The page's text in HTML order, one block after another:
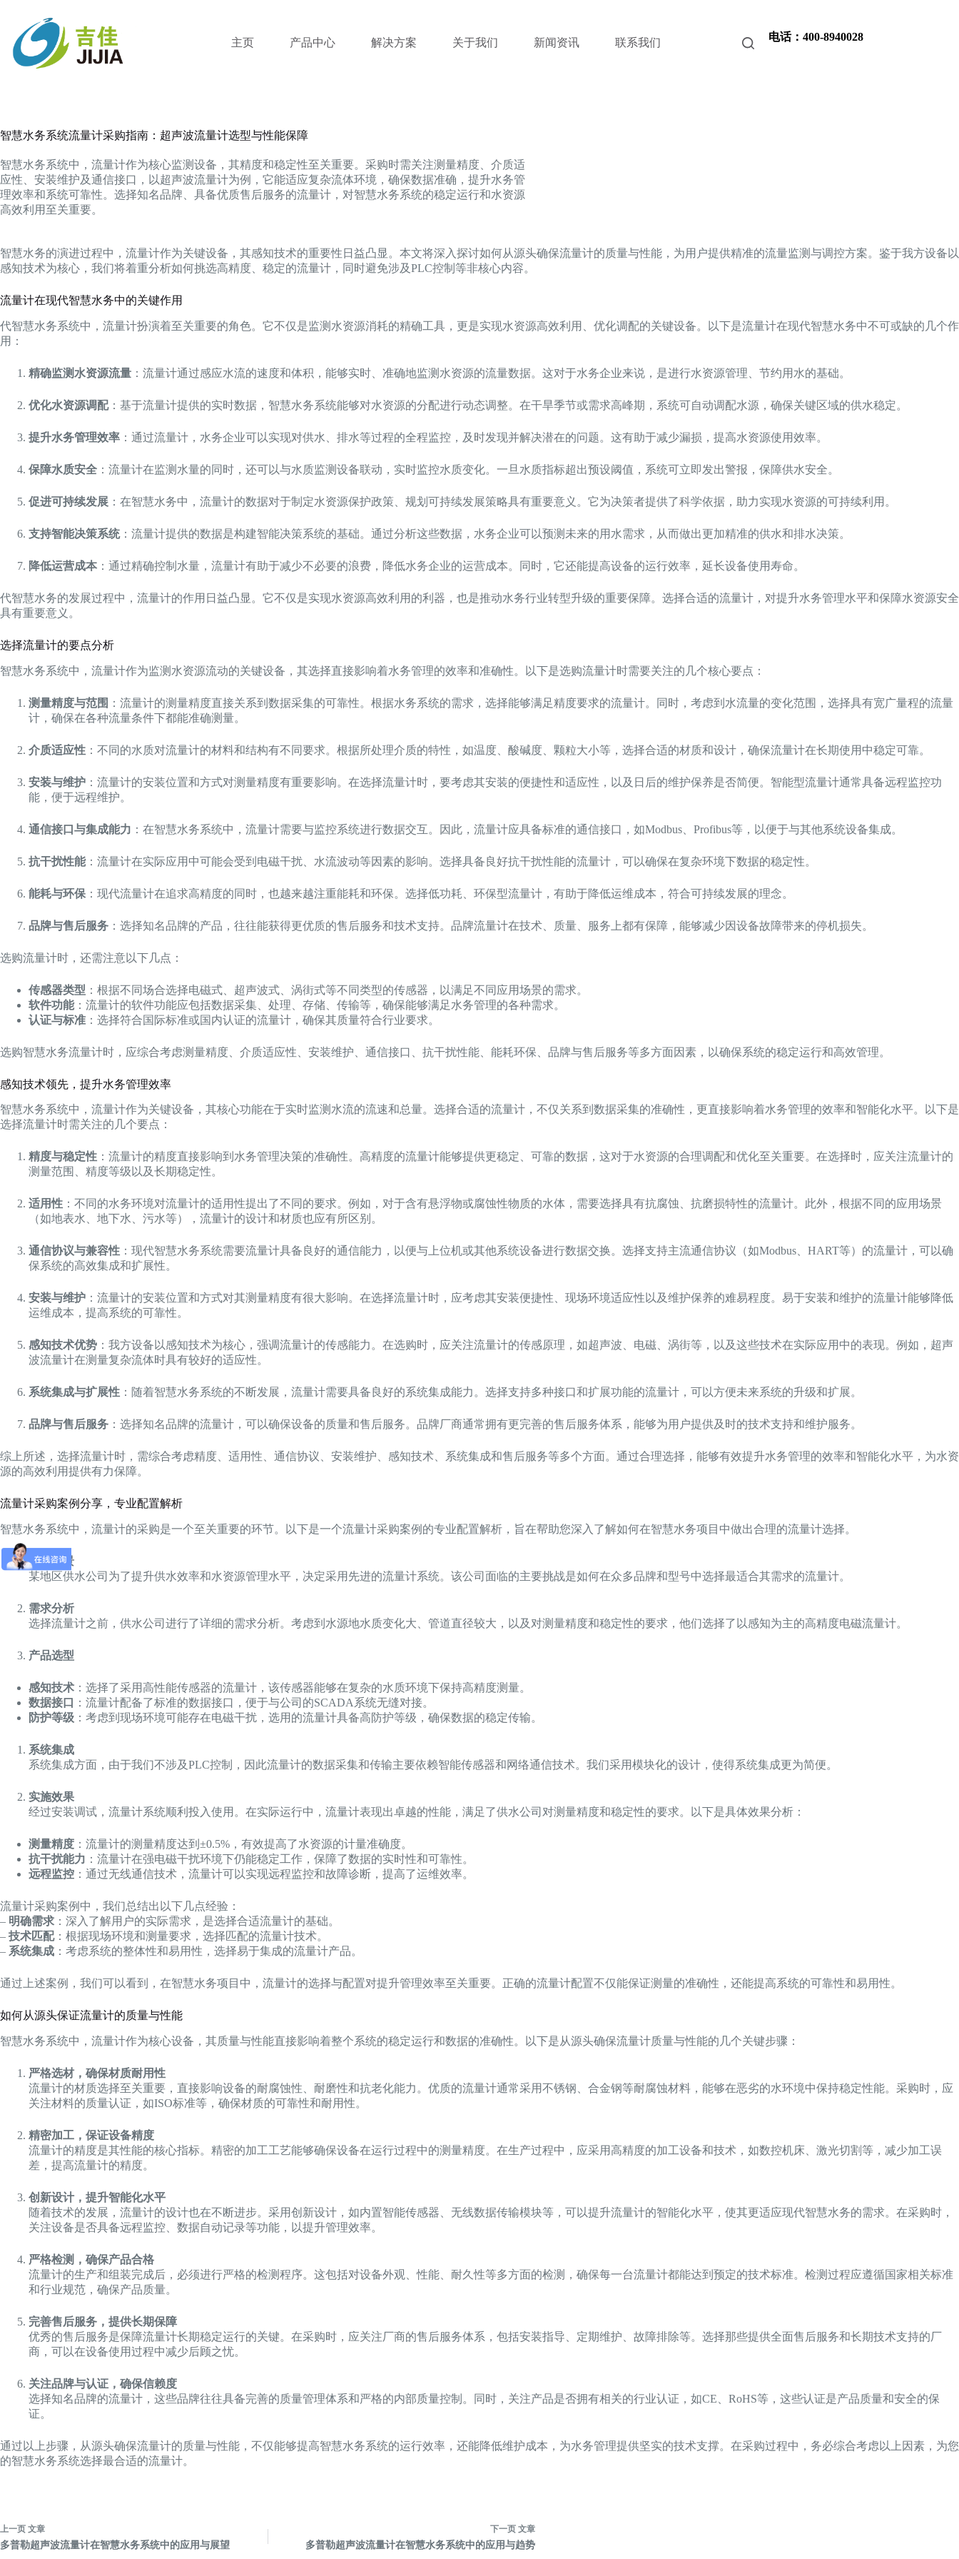
主页 产品中心 解决方案 关于我们 新闻资讯 联系我们 电话：400-8940028
智慧水务系统流量计采购指南：超声波流量计选型与性能保障
智慧水务系统中，流量计作为核心监测设备，其精度和稳定性至关重要。采购时需关注测量精度、介质适
应性、安装维护及通信接口，以超声波流量计为例，它能适应复杂流体环境，确保数据准确，提升水务管
理效率和系统可靠性。选择知名品牌、具备优质售后服务的流量计，对智慧水务系统的稳定运行和水资源
高效利用至关重要。
智慧水务的演进过程中，流量计作为关键设备，其感知技术的重要性日益凸显。本文将深入探讨如何从源头确保流量计的质量与性能，为用户提供精准的流量监测与调控方案。鉴于我方设备以
感知技术为核心，我们将着重分析如何挑选高精度、稳定的流量计，同时避免涉及PLC控制等非核心内容。
流量计在现代智慧水务中的关键作用
代智慧水务系统中，流量计扮演着至关重要的角色。它不仅是监测水资源消耗的精确工具，更是实现水资源高效利用、优化调配的关键设备。以下是流量计在现代智慧水务中不可或缺的几个作
用：
精确监测水资源流量 ：流量计通过感应水流的速度和体积，能够实时、准确地监测水资源的流量数据。这对于水务企业来说，是进行水资源管理、节约用水的基础。
优化水资源调配：基于流量计提供的实时数据，智慧水务系统能够对水资源的分配进行动态调整。在干旱季节或需求高峰期，系统可自动调配水源，确保关键区域的供水稳定。
提升水务管理效率 ：通过流量计，水务企业可以实现对供水、排水等过程的全程监控，及时发现并解决潜在的问题。这有助于减少漏损，提高水资源使用效率。
保障水质安全 ：流量计在监测水量的同时，还可以与水质监测设备联动，实时监控水质变化。一旦水质指标超出预设阈值，系统可立即发出警报，保障供水安全。
促进可持续发展 ：在智慧水务中，流量计的数据对于制定水资源保护政策、规划可持续发展策略具有重要意义。它为决策者提供了科学依据，助力实现水资源的可持续利用。
支持智能决策系统：流量计提供的数据是构建智能决策系统的基础。通过分析这些数据，水务企业可以预测未来的用水需求，从而做出更加精准的供水和排水决策。
降低运营成本 ：通过精确控制水量，流量计有助于减少不必要的浪费，降低水务企业的运营成本。同时，它还能提高设备的运行效率，延长设备使用寿命。
代智慧水务的发展过程中，流量计的作用日益凸显。它不仅是实现水资源高效利用的利器，也是推动水务行业转型升级的重要保障。选择合适的流量计，对提升水务管理水平和保障水资源安全
具有重要意义。
选择流量计的要点分析
智慧水务系统中，流量计作为监测水资源流动的关键设备，其选择直接影响着水务管理的效率和准确性。以下是选购流量计时需要关注的几个核心要点：
测量精度与范围 ：流量计的测量精度直接关系到数据采集的可靠性。根据水务系统的需求，选择能够满足精度要求的流量计。同时，考虑到水流量的变化范围，选择具有宽广量程的流量
计，确保在各种流量条件下都能准确测量。
介质适应性 ：不同的水质对流量计的材料和结构有不同要求。根据所处理介质的特性，如温度、酸碱度、颗粒大小等，选择合适的材质和设计，确保流量计在长期使用中稳定可靠。
安装与维护 ：流量计的安装位置和方式对测量精度有重要影响。在选择流量计时，要考虑其安装的便捷性和适应性，以及日后的维护保养是否简便。智能型流量计通常具备远程监控功
能，便于远程维护。
通信接口与集成能力 ：在智慧水务系统中，流量计需要与监控系统进行数据交互。因此，流量计应具备标准的通信接口，如Modbus、Profibus等，以便于与其他系统设备集成。
抗干扰性能：流量计在实际应用中可能会受到电磁干扰、水流波动等因素的影响。选择具备良好抗干扰性能的流量计，可以确保在复杂环境下数据的稳定性。
能耗与环保 ：现代流量计在追求高精度的同时，也越来越注重能耗和环保。选择低功耗、环保型流量计，有助于降低运维成本，符合可持续发展的理念。
品牌与售后服务 ：选择知名品牌的产品，往往能获得更优质的售后服务和技术支持。品牌流量计在技术、质量、服务上都有保障，能够减少因设备故障带来的停机损失。
选购流量计时，还需注意以下几点：
传感器类型 ：根据不同场合选择电磁式、超声波式、涡街式等不同类型的传感器，以满足不同应用场景的需求。
软件功能：流量计的软件功能应包括数据采集、处理、存储、传输等，确保能够满足水务管理的各种需求。
认证与标准 ：选择符合国际标准或国内认证的流量计，确保其质量符合行业要求。
选购智慧水务流量计时，应综合考虑测量精度、介质适应性、安装维护、通信接口、抗干扰性能、能耗环保、品牌与售后服务等多方面因素，以确保系统的稳定运行和高效管理。
感知技术领先，提升水务管理效率
智慧水务系统中，流量计作为关键设备，其核心功能在于实时监测水流的流速和总量。选择合适的流量计，不仅关系到数据采集的准确性，更直接影响着水务管理的效率和智能化水平。以下是
选择流量计时需关注的几个要点：
精度与稳定性 ：流量计的精度直接影响到水务管理决策的准确性。高精度的流量计能够提供更稳定、可靠的数据，这对于水资源的合理调配和优化至关重要。在选择时，应关注流量计的
测量范围、精度等级以及长期稳定性。
适用性 ：不同的水务环境对流量计的适用性提出了不同的要求。例如，对于含有悬浮物或腐蚀性物质的水体，需要选择具有抗腐蚀、抗磨损特性的流量计。此外，根据不同的应用场景
（如地表水、地下水、污水等），流量计的设计和材质也应有所区别。
通信协议与兼容性 ：现代智慧水务系统需要流量计具备良好的通信能力，以便与上位机或其他系统设备进行数据交换。选择支持主流通信协议（如Modbus、HART等）的流量计，可以确
保系统的高效集成和扩展性。
安装与维护 ：流量计的安装位置和方式对其测量精度有很大影响。在选择流量计时，应考虑其安装便捷性、现场环境适应性以及维护保养的难易程度。易于安装和维护的流量计能够降低
运维成本，提高系统的可靠性。
感知技术优势 ：我方设备以感知技术为核心，强调流量计的传感能力。在选购时，应关注流量计的传感原理，如超声波、电磁、涡街等，以及这些技术在实际应用中的表现。例如，超声
波流量计在测量复杂流体时具有较好的适应性。
系统集成与扩展性 ：随着智慧水务系统的不断发展，流量计需要具备良好的系统集成能力。选择支持多种接口和扩展功能的流量计，可以方便未来系统的升级和扩展。
品牌与售后服务 ：选择知名品牌的流量计，可以确保设备的质量和售后服务。品牌厂商通常拥有更完善的售后服务体系，能够为用户提供及时的技术支持和维护服务。
综上所述，选择流量计时，需综合考虑精度、适用性、通信协议、安装维护、感知技术、系统集成和售后服务等多个方面。通过合理选择，能够有效提升水务管理的效率和智能化水平，为水资
源的高效利用提供有力保障。
流量计采购案例分享，专业配置解析
智慧水务系统中，流量计的采购是一个至关重要的环节。以下是一个流量计采购案例的专业配置解析，旨在帮助您深入了解如何在智慧水务项目中做出合理的流量计选择。
项目背景
某地区供水公司为了提升供水效率和水资源管理水平，决定采用先进的流量计系统。该公司面临的主要挑战是如何在众多品牌和型号中选择最适合其需求的流量计。
需求分析
选择流量计之前，供水公司进行了详细的需求分析。考虑到水源地水质变化大、管道直径较大，以及对测量精度和稳定性的要求，他们选择了以感知为主的高精度电磁流量计。
产品选型
感知技术 ：选择了采用高性能传感器的流量计，该传感器能够在复杂的水质环境下保持高精度测量。
数据接口
：流量计配备了标准的数据接口，便于与公司的SCADA系统无缝对接。
防护等级 ：考虑到现场环境可能存在电磁干扰，选用的流量计具备高防护等级，确保数据的稳定传输。
系统集成
系统集成方面，由于我们不涉及PLC控制，因此流量计的数据采集和传输主要依赖智能传感器和网络通信技术。我们采用模块化的设计，使得系统集成更为简便。
实施效果
经过安装调试，流量计系统顺利投入使用。在实际运行中，流量计表现出卓越的性能，满足了供水公司对测量精度和稳定性的要求。以下是具体效果分析：
测量精度 ：流量计的测量精度达到±0.5%，有效提高了水资源的计量准确度。
抗干扰能力 ：流量计在强电磁干扰环境下仍能稳定工作，保障了数据的实时性和可靠性。
远程监控 ：通过无线通信技术，流量计可以实现远程监控和故障诊断，提高了运维效率。
流量计采购案例中，我们总结出以下几点经验：
– 明确需求 ：深入了解用户的实际需求，是选择合适流量计的基础。
– 技术匹配：根据现场环境和测量要求，选择匹配的流量计技术。
– 系统集成 ：考虑系统的整体性和易用性，选择易于集成的流量计产品。
通过上述案例，我们可以看到，在智慧水务项目中，流量计的选择与配置对提升管理效率至关重要。正确的流量计配置不仅能保证测量的准确性，还能提高系统的可靠性和易用性。
如何从源头保证流量计的质量与性能
智慧水务系统中，流量计作为核心设备，其质量与性能直接影响着整个系统的稳定运行和数据的准确性。以下是从源头确保流量计质量与性能的几个关键步骤：
严格选材，确保材质耐用性
流量计的材质选择至关重要，直接影响设备的耐腐蚀性、耐磨性和抗老化能力。优质的流量计通常采用不锈钢、合金钢等耐腐蚀材料，能够在恶劣的水环境中保持稳定性能。采购时，应
关注材料的质量认证，如ISO标准等，确保材质的可靠性和耐用性。
精密加工，保证设备精度
流量计的精度是其性能的核心指标。精密的加工工艺能够确保设备在运行过程中的测量精度。在生产过程中，应采用高精度的加工设备和技术，如数控机床、激光切割等，减少加工误
差，提高流量计的精度。
创新设计，提升智能化水平
随着技术的发展，流量计的设计也在不断进步。采用创新设计，如内置智能传感器、无线数据传输模块等，可以提升流量计的智能化水平，使其更适应现代智慧水务的需求。在采购时，
关注设备是否具备远程监控、数据自动记录等功能，以提升管理效率。
严格检测，确保产品合格
流量计的生产和组装完成后，必须进行严格的检测程序。这包括对设备外观、性能、耐久性等多方面的检测，确保每一台流量计都能达到预定的技术标准。检测过程应遵循国家相关标准
和行业规范，确保产品质量。
完善售后服务，提供长期保障
优秀的售后服务是保障流量计长期稳定运行的关键。在采购时，应关注厂商的售后服务体系，包括安装指导、定期维护、故障排除等。选择那些提供全面售后服务和长期技术支持的厂
商，可以在设备使用过程中减少后顾之忧。
关注品牌与认证，确保信赖度
选择知名品牌的流量计，这些品牌往往具备完善的质量管理体系和严格的内部质量控制。同时，关注产品是否拥有相关的行业认证，如CE、RoHS等，这些认证是产品质量和安全的保
证。
通过以上步骤，从源头确保流量计的质量与性能，不仅能够提高智慧水务系统的运行效率，还能降低维护成本，为水务管理提供坚实的技术支撑。在采购过程中，务必综合考虑以上因素，为您
的智慧水务系统选择最合适的流量计。
上一页 文章
多普勒超声波流量计在智慧水务系统中的应用与展望
下一页 文章
多普勒超声波流量计在智慧水务系统中的应用与趋势